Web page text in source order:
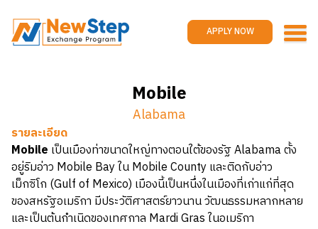
APPLY NOW
Work and travel
Promotions
Contact us
Mobile
Alabama
รายละเอียด
Mobile เป็นเมืองท่าขนาดใหญ่ทางตอนใต้ของรัฐ Alabama ตั้ง
อยู่ริมอ่าว Mobile Bay ใน Mobile County และติดกับอ่าว
เม็กซิโก (Gulf of Mexico) เมืองนี้เป็นหนึ่งในเมืองที่เก่าแก่ที่สุด
ของสหรัฐอเมริกา มีประวัติศาสตร์ยาวนาน วัฒนธรรมหลากหลาย
และเป็นต้นกำเนิดของเทศกาล Mardi Gras ในอเมริกา